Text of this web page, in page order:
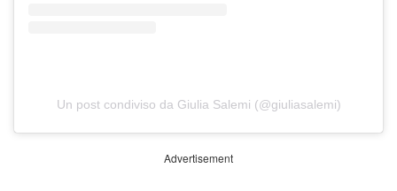
Un post condiviso da Giulia Salemi (@giuliasalemi)
Advertisement